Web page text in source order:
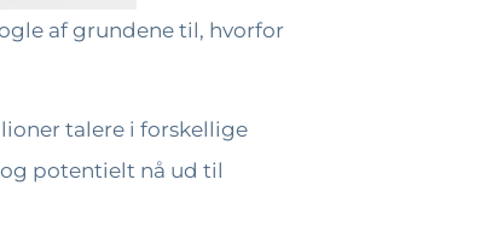
af grundene til, hvorfor
talere i forskellige
potentielt nå ud til